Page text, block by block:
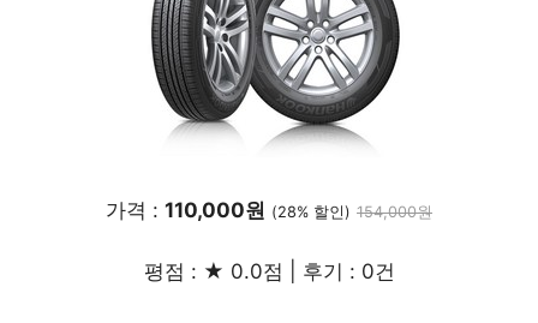
가격 : 110,000원 (28% 할인) 154,000원
평점 : ★ 0.0점 | 후기 : 0건